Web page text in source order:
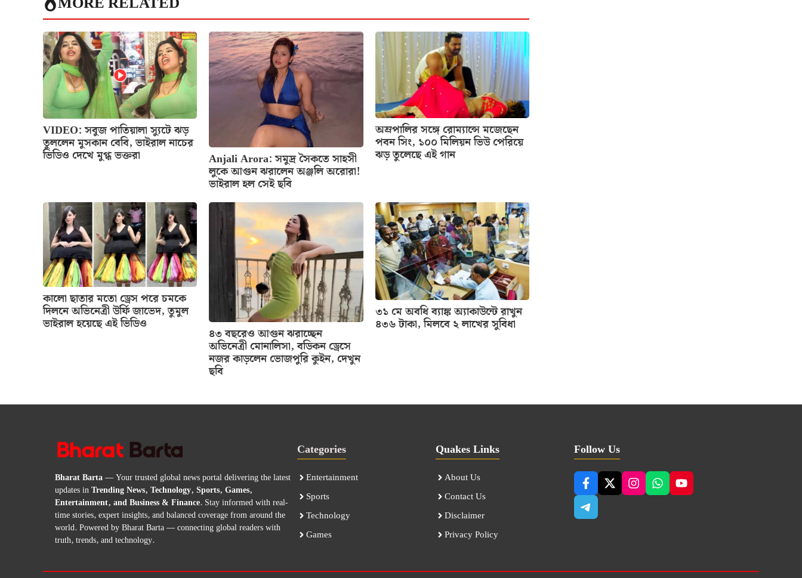
VIDEO: সবুজ পাতিয়ালা স্যুটে ঝড়
তুললেন মুসকান বেবি, ভাইরাল নাচের
ভিডিও দেখে মুগ্ধ ভক্তরা Anjali Arora: সমুদ্র সৈকতে সাহসী
লুকে আগুন ঝরালেন অঞ্জলি অরোরা!
ভাইরাল হল সেই ছবি
অম্রপালির সঙ্গে রোম্যান্সে মজেছেন
পবন সিং, ১০০ মিলিয়ন ভিউ পেরিয়ে
ঝড় তুলেছে এই গান
কালো ছাতার মতো ড্রেস পরে চমকে
দিলনে অভিনেত্রী উর্ফি জাভেদ, তুমুল
ভাইরাল হয়েছে এই ভিডিও
৪৩ বছরেও আগুন ঝরাচ্ছেন
অভিনেত্রী মোনালিসা, বডিকন ড্রেসে
নজর কাড়লেন ভোজপুরি কুইন, দেখুন
ছবি
৩১ মে অবধি ব্যাঙ্ক অ্যাকাউন্টে রাখুন
৪৩৬ টাকা, মিলবে ২ লাখের সুবিধা
Bharat Barta— Your trusted global news portal delivering the latest
updates inTrending News, Technology, Sports, Games,
Entertainment, and Business & Finance. Stay informed with real-
time stories, expert insights, and balanced coverage from around the
world. Powered by Bharat Barta — connecting global readers with
truth, trends, and technology.
Categories
Entertainment
Sports
Technology
Games
Quakes Links
About Us
Contact Us
Disclaimer
Privacy Policy
Follow Us